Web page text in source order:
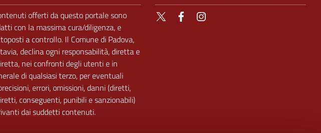
offerti da questo portale sono
con la massima cura/diligenza, e
acontrollo. Il Comune di Padova,
declina ogni responsabilità, diretta e
neiconfronti degli utenti e in
di qualsiasi terzo, per eventuali
errori, omissioni, danni (diretti,
conseguenti, punibili e sanzionabili)
dai suddetti contenuti.
Facebook